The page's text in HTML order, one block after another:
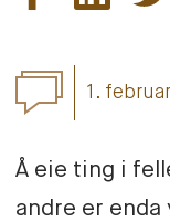
1.
Å eie ting i
andre er